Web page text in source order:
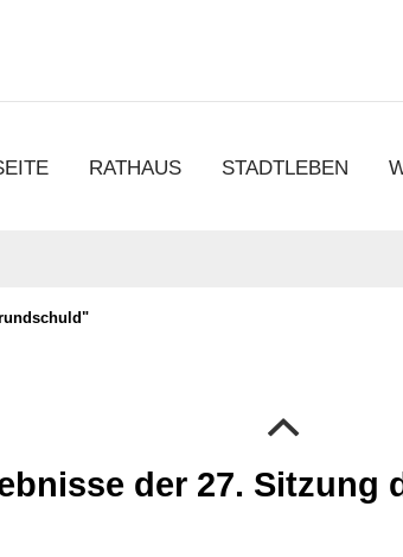
RATHAUS STADTLEBEN
der 27. Sitzung